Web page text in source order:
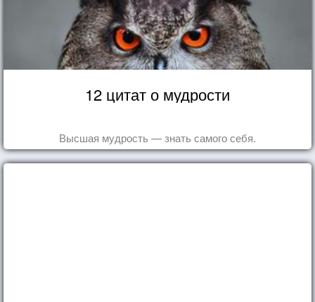
12 цитат о мудрости
Высшая мудрость — знать самого себя.